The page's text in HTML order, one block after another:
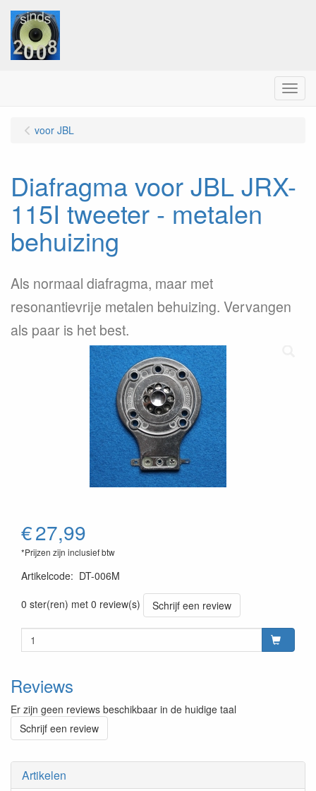
Menu
Artikelen
voor JBL
Diafragma voor JBL JRX-
115I tweeter - metalen
behuizing
Als normaal diafragma, maar met
resonantievrije metalen behuizing. Vervangen
als paar is het best.
€27,99
*Prijzen zijn inclusief btw
Artikelcode: DT-006M
0 ster(ren) met 0 review(s)
Schrijf een review
Reviews
Er zijn geen reviews beschikbaar in de huidige taal
Schrijf een review